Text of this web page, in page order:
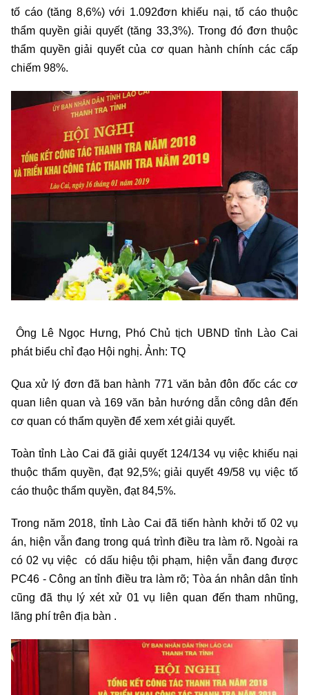
tố cáo (tăng 8,6%) với 1.092đơn khiếu nại, tố cáo thuộc
thẩm quyền giải quyết (tăng 33,3%). Trong đó đơn thuộc
thẩm quyền giải quyết của cơ quan hành chính các cấp
chiếm 98%.
Ông Lê Ngọc Hưng, Phó Chủ tịch UBND tỉnh Lào Cai
phát biểu chỉ đạo Hội nghị. Ảnh: TQ
Qua xử lý đơn đã ban hành 771 văn bản đôn đốc các cơ
quan liên quan và 169 văn bản hướng dẫn công dân đến
cơ quan có thẩm quyền để xem xét giải quyết.
Toàn tỉnh Lào Cai đã giải quyết 124/134 vụ việc khiếu nại
thuộc thẩm quyền, đạt 92,5%; giải quyết 49/58 vụ việc tố
cáo thuộc thẩm quyền, đạt 84,5%.
Trong năm 2018, tỉnh Lào Cai đã tiến hành khởi tố 02 vụ
án, hiện vẫn đang trong quá trình điều tra làm rõ. Ngoài ra
có 02 vụ việc có dấu hiệu tội phạm, hiện vẫn đang được
PC46 - Công an tỉnh điều tra làm rõ; Tòa án nhân dân tỉnh
cũng đã thụ lý xét xử 01 vụ liên quan đến tham nhũng,
lãng phí trên địa bàn .